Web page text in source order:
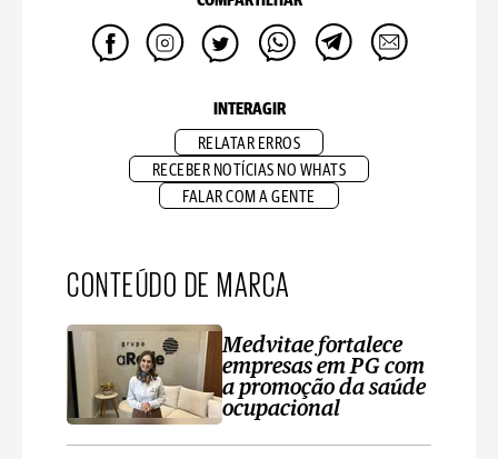
INTERAGIR
RELATAR ERROS
RECEBER NOTÍCIAS NO WHATS
FALAR COM A GENTE
CONTEÚDO DE MARCA
Medvitae fortalece
empresas em PG com
a promoção da saúde
ocupacional